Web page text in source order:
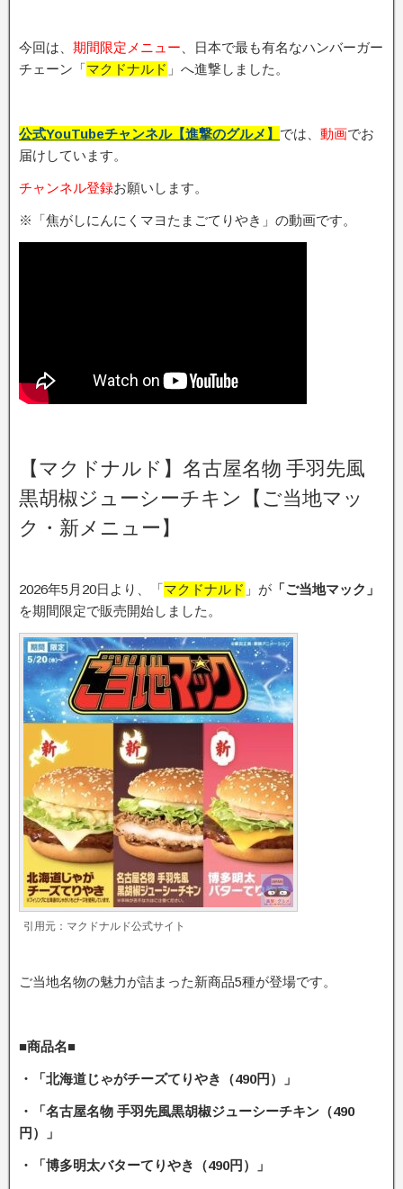
今回は、 期間限定メニュ ー 、日本で最も有名なハンバーガー
チェーン「マクドナルド 」へ進撃しました。
公式YouTubeチャンネル【進撃のグルメ】 では、 動画でお
届けしています。
チャンネル登録お願いします。
※「焦がしにんにくマヨたまごてりやき」の動画です。
【マクドナルド】名古屋名物 手羽先風
黒胡椒ジューシーチキン【ご当地マッ
ク・新メニュー】
2026年5月20日より、「マクドナルド 」が 「ご当地マック」
を期間限定で販売開始しました。
引用元：マクドナルド公式サイト
ご当地名物の魅力が詰まった新商品5種が登場です。
■商品名■
・「北海道じゃがチーズてりやき（490円）」
・「名古屋名物 手羽先風黒胡椒ジューシーチキン（490
円）」
・「博多明太バターてりやき（490円）」